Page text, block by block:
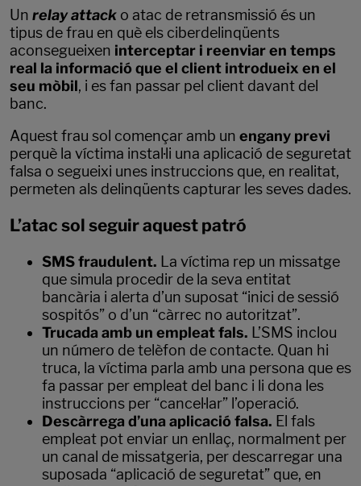
Un relay attack o atac de retransmissió és un
tipus de frau en què els ciberdelinqüents
aconsegueixen interceptar i reenviar en temps
real la informació que el client introdueix en el
seu mòbil, i es fan passar pel client davant del
banc.
Aquest frau sol començar amb un engany previ
perquè la víctima instal·li una aplicació de seguretat
falsa o segueixi unes instruccions que, en realitat,
permeten als delinqüents capturar les seves dades.
L’atac sol seguir aquest patró
SMS fraudulent. La víctima rep un missatge
que simula procedir de la seva entitat
bancària i alerta d’un suposat “inici de sessió
sospitós” o d’un “càrrec no autoritzat”.
Trucada amb un empleat fals. L’SMS inclou
un número de telèfon de contacte. Quan hi
truca, la víctima parla amb una persona que es
fa passar per empleat del banc i li dona les
instruccions per “cancel·lar” l’operació.
Descàrrega d’una aplicació falsa. El fals
empleat pot enviar un enllaç, normalment per
un canal de missatgeria, per descarregar una
suposada “aplicació de seguretat” que, en